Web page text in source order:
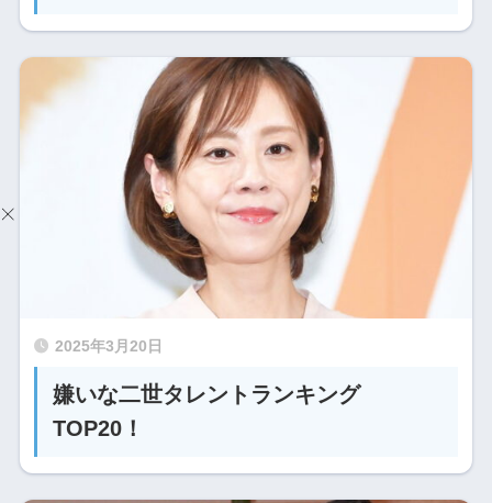
2025年3月20日
嫌いな二世タレントランキング
TOP20！